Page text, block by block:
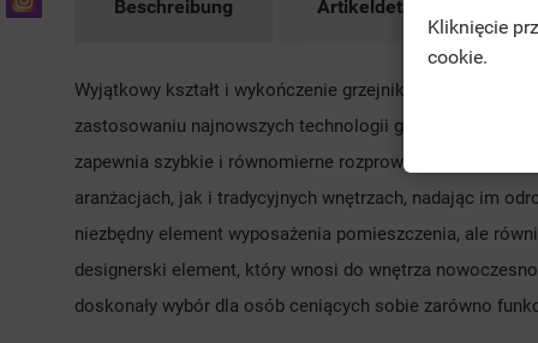
Beschreibung Artikeldetails
Wyjątkowy kształt i wykończenie grzejnika
zastosowaniu najnowszych technologii grzewczych,
zapewnia szybkie i równomierne rozprowadzanie
aranżacjach, jak i tradycyjnych wnętrzach, nadając im
niezbędny element wyposażenia pomieszczenia, ale
designerski element, który wnosi do wnętrza
doskonały wybór dla osób ceniących sobie zarówno
Kliknięcie
cookie.